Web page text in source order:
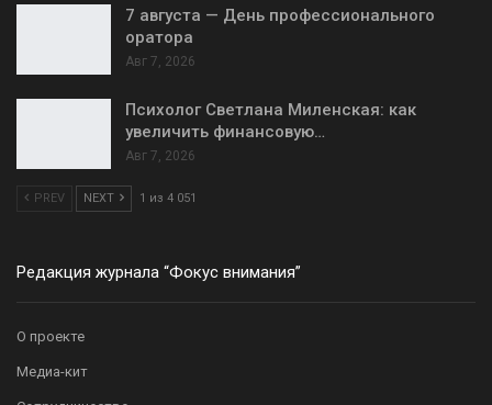
7 августа — День профессионального
оратора
Авг 7, 2026
Психолог Светлана Миленская: как
увеличить финансовую…
Авг 7, 2026
PREV NEXT 1 из 4 051
Редакция журнала “Фокус внимания”
О проекте
Медиа-кит